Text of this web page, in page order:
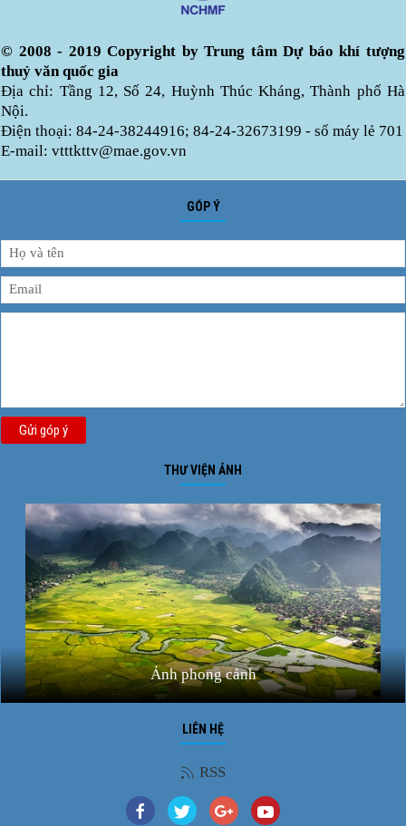
© 2008 - 2019 Copyright by Trung tâm Dự báo khí tượng
thuỷ văn quốc gia
Địa chỉ: Tầng 12, Số 24, Huỳnh Thúc Kháng, Thành phố Hà
Nội.
Điện thoại: 84-24-38244916; 84-24-32673199 - số máy lẻ 701
E-mail: vtttkttv@mae.gov.vn
GÓP Ý
Gửi góp ý
THƯ VIỆN ẢNH
Ảnh phong cảnh
LIÊN HỆ
RSS